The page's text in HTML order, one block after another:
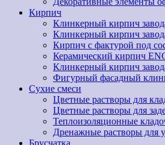
Кирпич
Клинкерный кирпич
Клинкерный кирпич
Кирпич с фактурой под
Керамический кирпич
Клинкерный кирпич
Фигурный фасадный
Сухие смеси
Цветные растворы для
Цветные растворы для
Теплоизоляционные
Дренажные растворы для
Брусчатка